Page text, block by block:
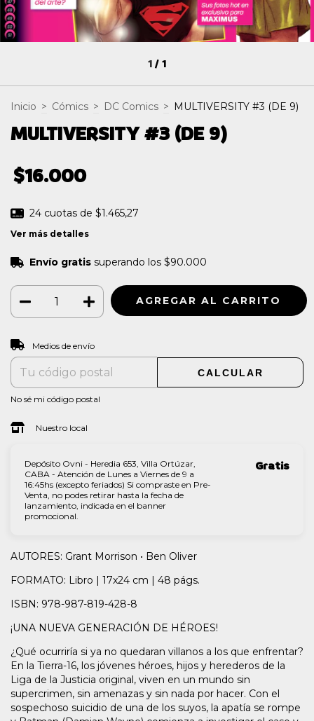
1/1
Inicio > Cómics > DC Comics > MULTIVERSITY #3 (DE 9)
MULTIVERSITY #3 (DE 9)
$16.000
24 cuotas de $1.465,27
Ver más detalles
Envío gratis superando los $90.000
Entregas para el CP:
Medios de envío
CALCULAR
No sé mi código postal
Nuestro local
Depósito Ovni - Heredia 653, Villa Ortúzar,
CABA - Atención de Lunes a Viernes de 9 a
16:45hs (excepto feriados) Si compraste en Pre-
Venta, no podes retirar hasta la fecha de
lanzamiento, indicada en el banner
promocional.
Gratis
AUTORES: Grant Morrison • Ben Oliver
FORMATO: Libro | 17x24 cm | 48 págs.
ISBN: 978-987-819-428-8
¡UNA NUEVA GENERACIÓN DE HÉROES!
¿Qué ocurriría si ya no quedaran villanos a los que enfrentar?
En la Tierra-16, los jóvenes héroes, hijos y herederos de la
Liga de la Justicia original, viven en un mundo sin
supercrimen, sin amenazas y sin nada por hacer. Con el
sospechoso suicidio de una de los suyos, la apatía se rompe